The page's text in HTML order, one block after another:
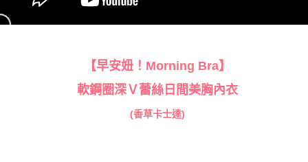
【早安妞！Morning Bra】
軟鋼圈深Ｖ蕾絲日間美胸內衣
(香草卡士達)